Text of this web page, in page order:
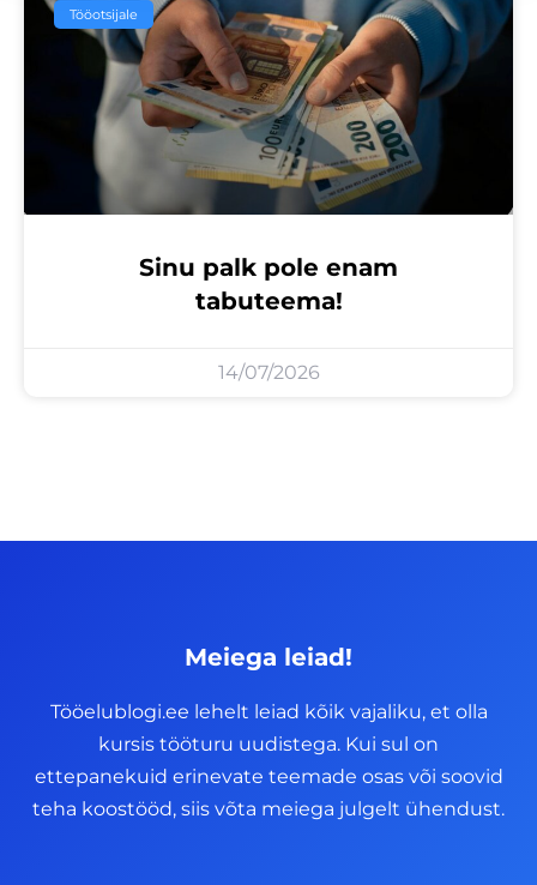
Tööotsijale
Sinu palk pole enam
tabuteema!
14/07/2026
Meiega leiad!
Tööelublogi.ee lehelt leiad kõik vajaliku, et olla
kursis tööturu uudistega. Kui sul on
ettepanekuid erinevate teemade osas või soovid
teha koostööd, siis võta meiega julgelt ühendust.